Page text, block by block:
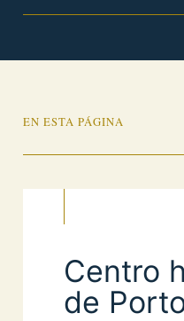
EN ESTA PÁGINA
Centro
de